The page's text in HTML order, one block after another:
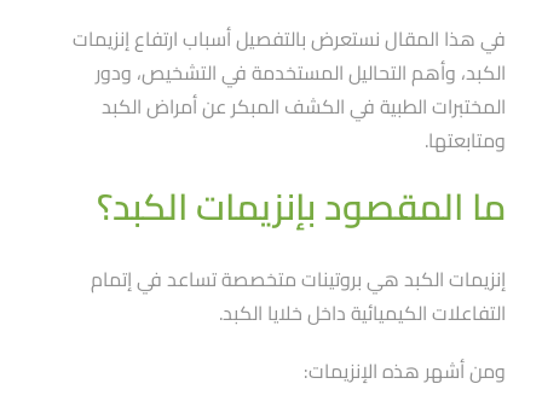
في هذا المقال نستعرض بالتفصيل أسباب ارتفاع إنزيمات
الكبد، وأهم التحاليل المستخدمة في التشخيص، ودور
المختبرات الطبية في الكشف المبكر عن أمراض الكبد
ومتابعتها.
ما المقصود بإنزيمات الكبد؟
إنزيمات الكبد هي بروتينات متخصصة تساعد في إتمام
التفاعلات الكيميائية داخل خلايا الكبد.
ومن أشهر هذه الإنزيمات: